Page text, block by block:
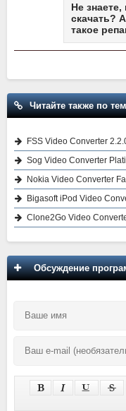
Не знаете,
скачать?
такое
Читайте также по
FSS Video Converter
Sog Video Converter
Nokia Video Converter
Bigasoft iPod Video
Clone2Go Video
Обсуждение